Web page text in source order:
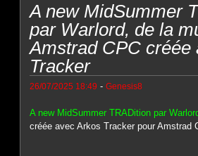
A new MidSummer
par Warlord, de la
Amstrad CPC créée
Tracker
26/07/2025 18:49 -Genesis8
A new MidSummer TRADition par
créée avec Arkos Tracker pour Amstrad